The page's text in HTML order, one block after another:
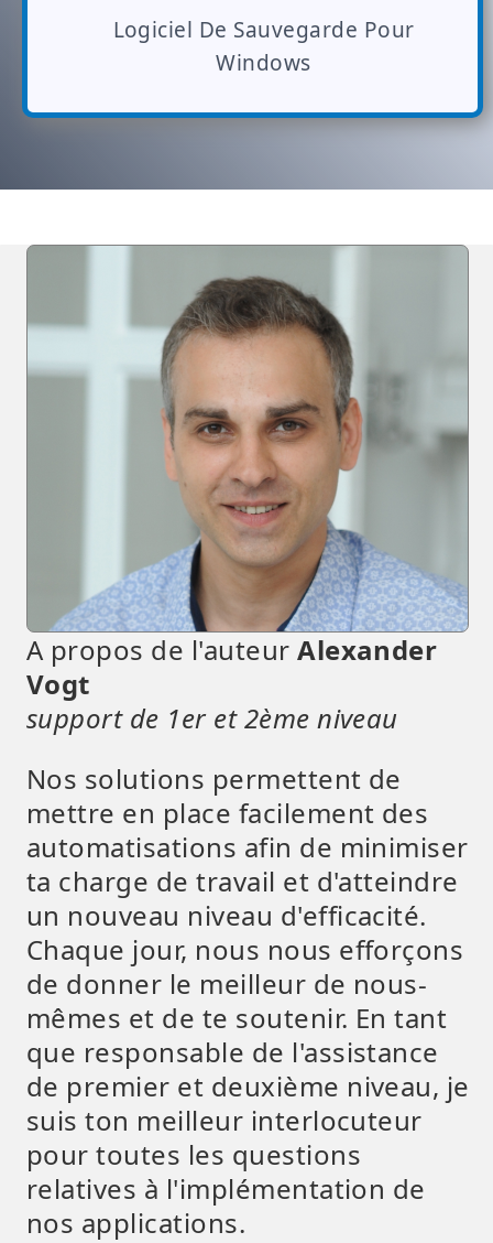
Logiciel De Sauvegarde Pour
Windows
A propos de l'auteurAlexander
Vogt
support de 1er et 2ème niveau
Nos solutions permettent de
mettre en place facilement des
automatisations afin de minimiser
ta charge de travail et d'atteindre
un nouveau niveau d'efficacité.
Chaque jour, nous nous efforçons
de donner le meilleur de nous-
mêmes et de te soutenir. En tant
que responsable de l'assistance
de premier et deuxième niveau, je
suis ton meilleur interlocuteur
pour toutes les questions
relatives à l'implémentation de
nos applications.